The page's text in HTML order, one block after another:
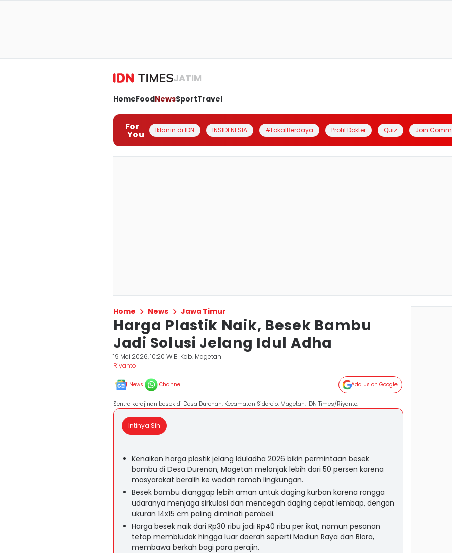
JATIM
HomeFoodNewsSportTravel
For
You Iklanin di IDN INSIDENESIA #LokalBerdaya Profil Dokter Quiz Join
Home News Jawa Timur
Harga Plastik Naik, Besek Bambu
Jadi Solusi Jelang Idul Adha
19 Mei 2026, 10:20 WIB Kab. Magetan
Riyanto
News Channel Add Us on Google
Sentra kerajinan besek di Desa Durenan, Kecamatan Sidorejo, Magetan. IDN Times/Riyanto.
Intinya Sih
Kenaikan harga plastik jelang Iduladha 2026 bikin permintaan besek
bambu di Desa Durenan, Magetan melonjak lebih dari 50 persen karena
masyarakat beralih ke wadah ramah lingkungan.
Besek bambu dianggap lebih aman untuk daging kurban karena rongga
udaranya menjaga sirkulasi dan mencegah daging cepat lembap, dengan
ukuran 14x15 cm paling diminati pembeli.
Harga besek naik dari Rp30 ribu jadi Rp40 ribu per ikat, namun pesanan
tetap membludak hingga luar daerah seperti Madiun Raya dan Blora,
membawa berkah bagi para perajin.